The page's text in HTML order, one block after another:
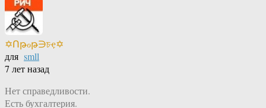
✡Ոթℴթ∋চҿ✡
для smll
7 лет назад
Нет справедливости.
Есть бухгалтерия.